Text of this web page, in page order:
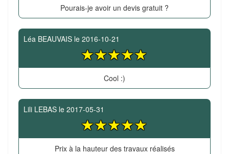
Pourais-je avoir un devis gratuit ?
Léa BEAUVAIS le 2016-10-21
Cool :)
Lili LEBAS le 2017-05-31
Prix à la hauteur des travaux réalisés